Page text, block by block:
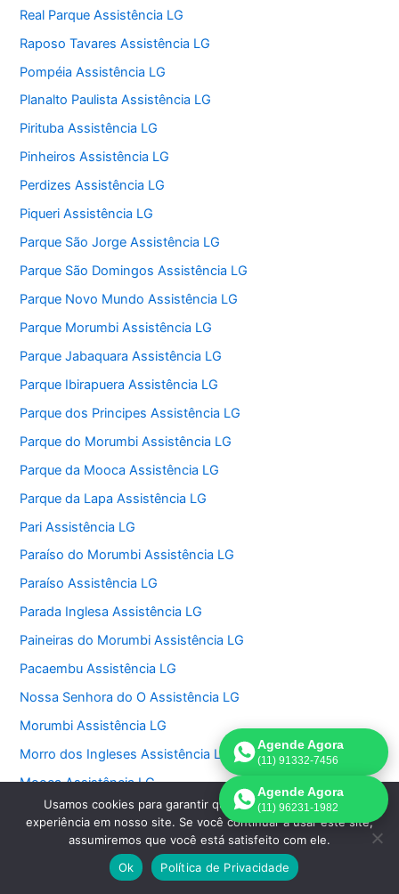
Real Parque Assistência LG
Raposo Tavares Assistência LG
Pompéia Assistência LG
Planalto Paulista Assistência LG
Pirituba Assistência LG
Pinheiros Assistência LG
Perdizes Assistência LG
Piqueri Assistência LG
Parque São Jorge Assistência LG
Parque São Domingos Assistência LG
Parque Novo Mundo Assistência LG
Parque Morumbi Assistência LG
Parque Jabaquara Assistência LG
Parque Ibirapuera Assistência LG
Parque dos Principes Assistência LG
Parque do Morumbi Assistência LG
Parque da Mooca Assistência LG
Parque da Lapa Assistência LG
Pari Assistência LG
Paraíso do Morumbi Assistência LG
Paraíso Assistência LG
Parada Inglesa Assistência LG
Paineiras do Morumbi Assistência LG
Pacaembu Assistência LG
Nossa Senhora do O Assistência LG
Morumbi Assistência LG
Morro dos Ingleses Assistência LG
Mooca Assistência LG
Moema Assistência LG
Mirandópolis Assistência LG
Mandaqui Assistência LG
Agende Agora
(11) 91332-7456
Agende Agora
(11) 96231-1982
Usamos cookies para garantir que oferecemos a melhor
experiência em nosso site. Se você continuar a usar este site,
assumiremos que você está satisfeito com ele.
Ok
Política de Privacidade